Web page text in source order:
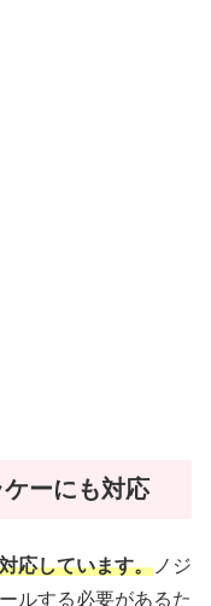
ーにも対応
応しています。 ノジ
ルする必要があるた